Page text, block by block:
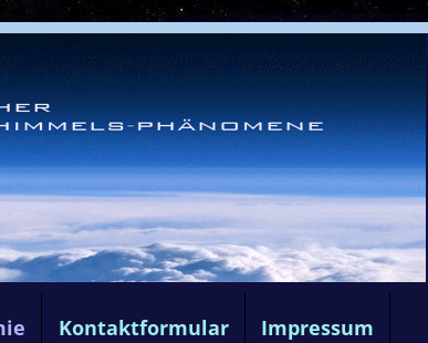
Kontaktformular Impressum